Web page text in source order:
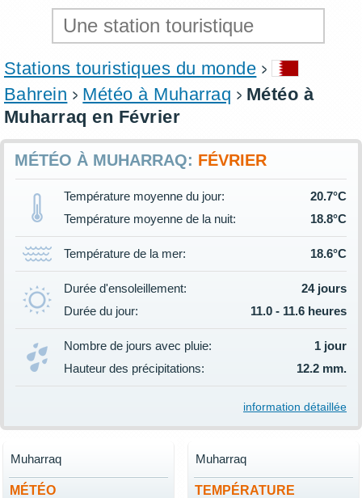
Stations touristiques du monde
Bahrein
Météo à Muharraq
Météo à
Muharraq en Février
MÉTÉO À MUHARRAQ: FÉVRIER
Température moyenne du jour:
20.7°C
Température moyenne de la nuit:
18.8°C
Température de la mer: 18.6°C
Durée d'ensoleillement:
24 jours
Durée du jour:
11.0 - 11.6 heures
Nombre de jours avec pluie:
1 jour
Hauteur des précipitations:
12.2 mm.
information détaillée
MÉTÉO
Muharraq
TEMPÉRATURE
Muharraq